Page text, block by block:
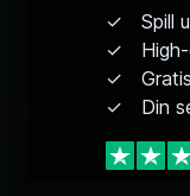
Spill
Din